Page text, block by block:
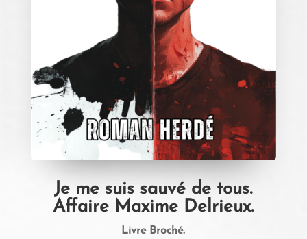
Je me suis sauvé de tous.
Affaire Maxime Delrieux.
Livre Broché.